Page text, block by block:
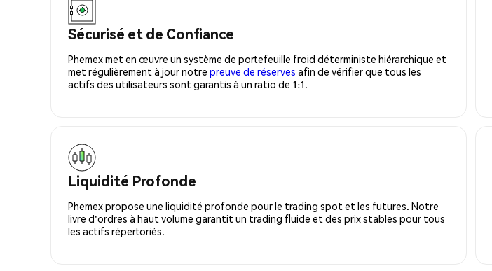
Sécurisé et de Confiance
Phemex met en œuvre un système de portefeuille froid déterministe hiérarchique et
met régulièrement à jour notre preuve de réserves afin de vérifier que tous les
actifs des utilisateurs sont garantis à un ratio de 1:1.
Liquidité Profonde
Phemex propose une liquidité profonde pour le trading spot et les futures. Notre
livre d'ordres à haut volume garantit un trading fluide et des prix stables pour tous
les actifs répertoriés.